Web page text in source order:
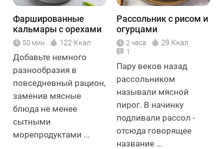
Фаршированные
кальмары с орехами
и рисом
50 мин 122 Ккал
Добавьте немного
разнообразия в
повседневный рацион,
заменив мясные
блюда не менее
сытными
морепродуктами ...
Рассольник с рисом и
огурцами
2 часа 29 Ккал
1
Пару веков назад
рассольником
называли мясной
пирог. В начинку
подливали рассол -
отсюда говорящее
название ...